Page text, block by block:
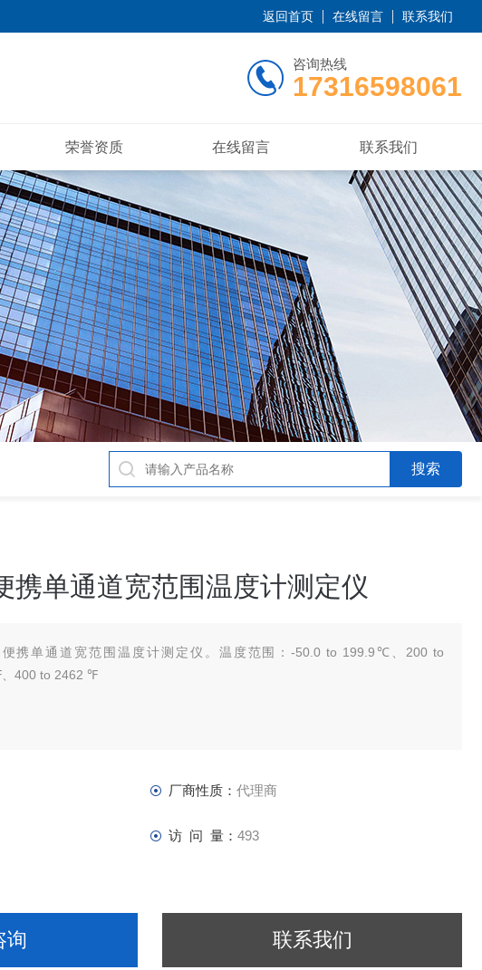
返回首页 在线留言 联系我们
咨询热线
17316598061
荣誉资质 在线留言 联系我们
携单通道宽范围温度计测定仪
便携单通道宽范围温度计测定仪。温度范围：-50.0 to 199.9℃、200 to
400 to 2462 ℉
厂商性质： 代理商
访 问 量： 493
询 联系我们